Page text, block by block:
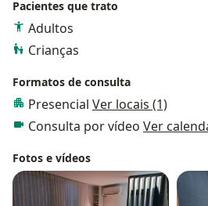
Pacientes que trato
Adultos
Crianças
Formatos de consulta
Presencial Ver locais (1)
Consulta por vídeo Ver
Fotos e vídeos